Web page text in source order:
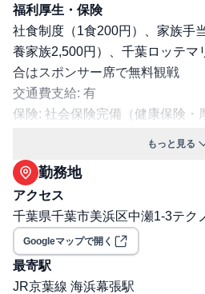
福利厚生・保険
社食制度（1食200円）、家族手
養家族2,500円）、千葉ロッテマ
合はスポンサー席で無料観戦
交通費支給: 有
保険: 社会保険完備（健康保険・
受動喫煙対策（喫煙ルール）: 無
選考プロセス
面接回数: 1回
選考プロセス詳細: ・面接回数：
スにて人事面接 ・調理試験(だし
調理全般)
もっと見る
勤務地
アクセス
千葉県千葉市美浜区中瀬1-3テク
Googleマップで開く
最寄駅
JR京葉線 海浜幕張駅